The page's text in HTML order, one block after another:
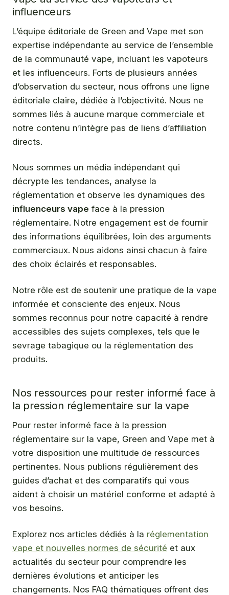
influenceurs
L’équipe éditoriale de Green and Vape met son
expertise indépendante au service de l’ensemble
de la communauté vape, incluant les vapoteurs
et les influenceurs. Forts de plusieurs années
d’observation du secteur, nous offrons une ligne
éditoriale claire, dédiée à l’objectivité. Nous ne
sommes liés à aucune marque commerciale et
notre contenu n’intègre pas de liens d’affiliation
directs.
Nous sommes un média indépendant qui
décrypte les tendances, analyse la
réglementation et observe les dynamiques des
influenceurs vape face à la pression
réglementaire. Notre engagement est de fournir
des informations équilibrées, loin des arguments
commerciaux. Nous aidons ainsi chacun à faire
des choix éclairés et responsables.
Notre rôle est de soutenir une pratique de la vape
informée et consciente des enjeux. Nous
sommes reconnus pour notre capacité à rendre
accessibles des sujets complexes, tels que le
sevrage tabagique ou la réglementation des
produits.
Nos ressources pour rester informé face à
la pression réglementaire sur la vape
Pour rester informé face à la pression
réglementaire sur la vape, Green and Vape met à
votre disposition une multitude de ressources
pertinentes. Nous publions régulièrement des
guides d’achat et des comparatifs qui vous
aident à choisir un matériel conforme et adapté à
vos besoins.
Explorez nos articles dédiés à la réglementation
vape et nouvelles normes de sécurité et aux
actualités du secteur pour comprendre les
dernières évolutions et anticiper les
changements. Nos FAQ thématiques offrent des